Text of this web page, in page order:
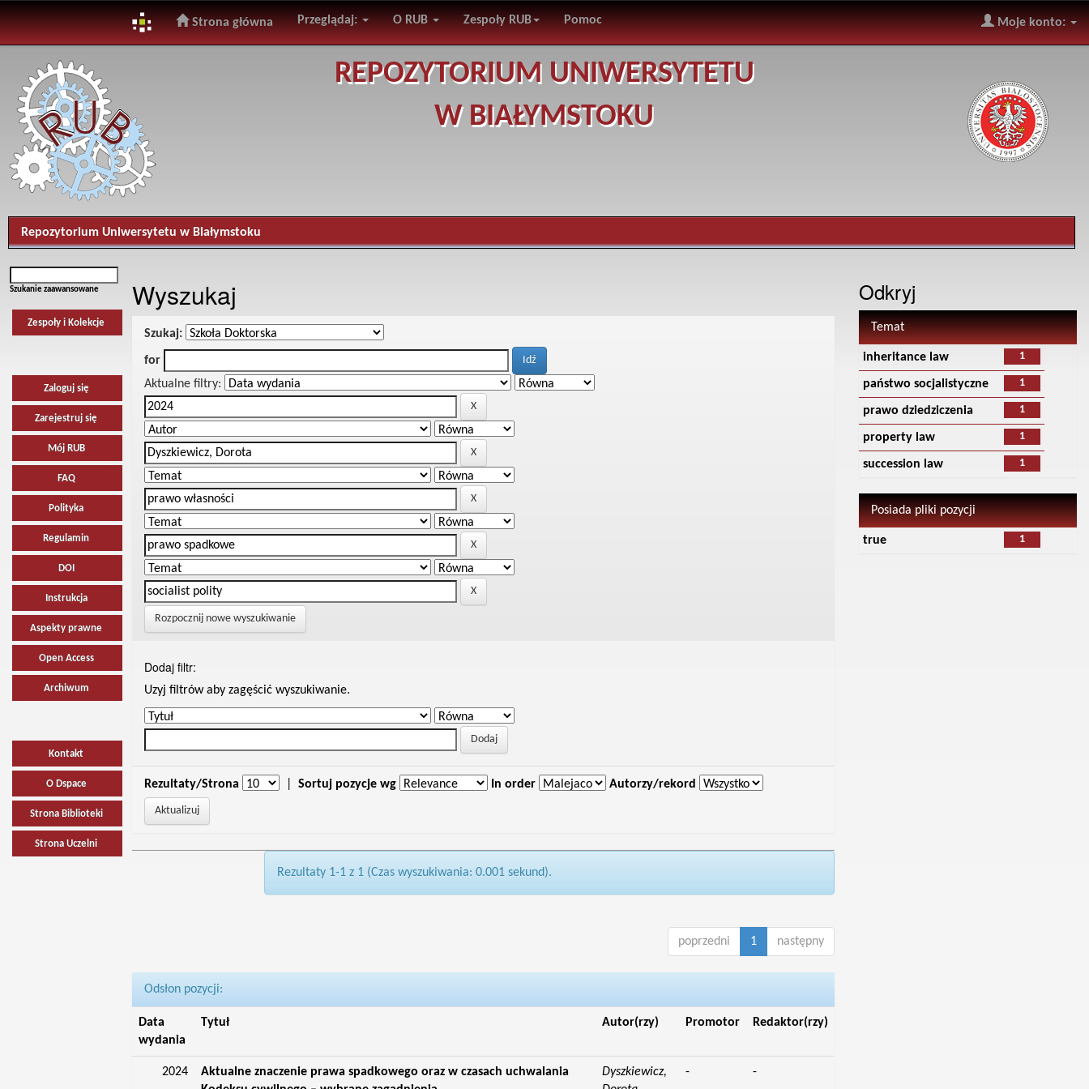
navigation
Strona główna Przeglądaj: O RUB Zespoły RUB Pomoc Moje konto:
REPOZYTORIUM UNIWERSYTETU
W BIAŁYMSTOKU
Repozytorium Uniwersytetu w Białymstoku
Szukanie zaawansowane
Zespoły i Kolekcje
Zaloguj się
Zarejestruj się
Mój RUB
FAQ
Polityka
Regulamin
DOI
Instrukcja
Aspekty prawne
Open Access
Archiwum
Kontakt
O Dspace
Strona Biblioteki
Strona Uczelni
Wyszukaj
Szukaj:
for
Aktualne filtry:
Rozpocznij nowe wyszukiwanie
Dodaj filtr:
Uzyj filtrów aby zagęścić wyszukiwanie.
Rezultaty/Strona Sortuj pozycje wg In order Autorzy/rekord
Rezultaty 1-1 z 1 (Czas wyszukiwania: 0.001 sekund).
poprzedni 1 następny
Odsłon pozycji:
Data
wydania
Tytuł Autor(rzy) Promotor Redaktor(rzy)
2024
Aktualne znaczenie prawa spadkowego oraz w czasach uchwalania
Dyszkiewicz,
- -
Odkryj
Temat
1
inheritance law
1
państwo socjalistyczne
1
prawo dziedziczenia
1
property law
1
succession law
Posiada pliki pozycji
1
true